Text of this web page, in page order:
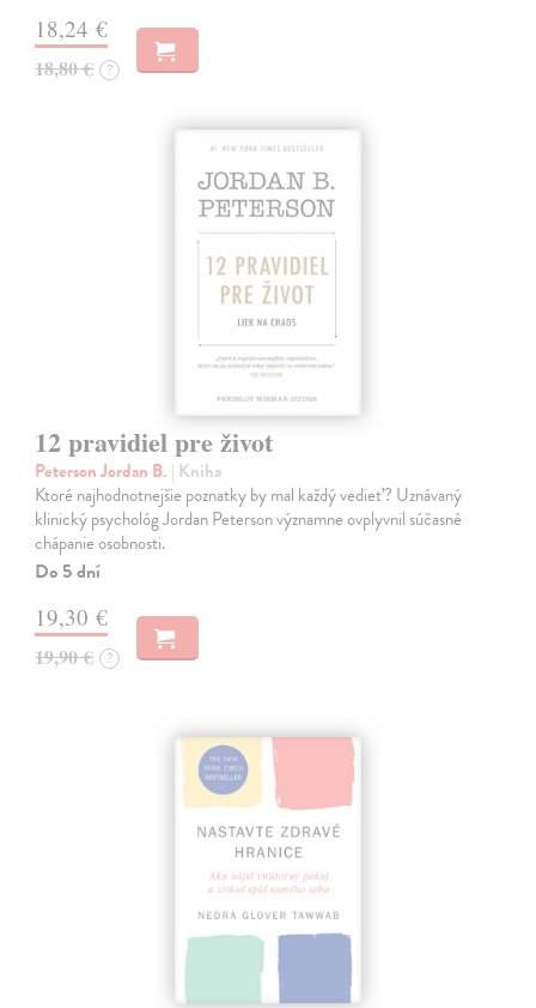
18,24 €
18,80 € ?
12 pravidiel pre život
Peterson Jordan B. | Kniha
Ktoré najhodnotnejšie poznatky by mal každý vedieť? Uznávaný
klinický psychológ Jordan Peterson významne ovplyvnil súčasné
chápanie osobnosti.
Do 5 dní
19,30 €
19,90 € ?